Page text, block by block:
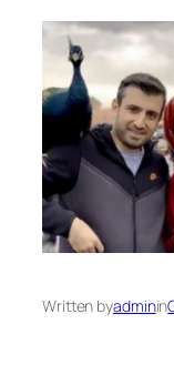
Written byadminin